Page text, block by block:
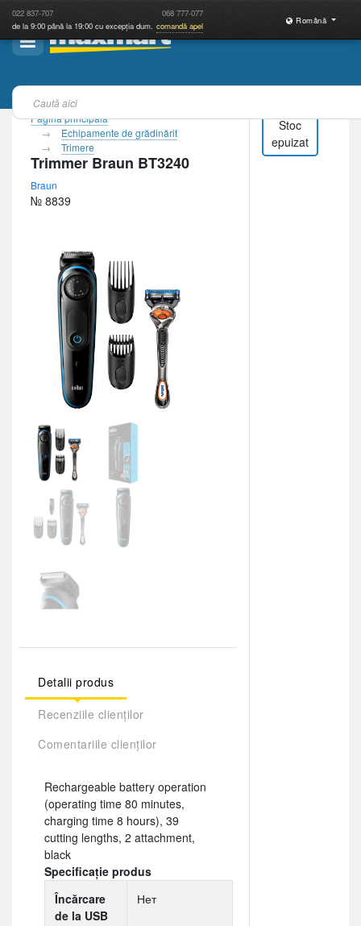
022 837-707 068 777-077
de la 9:00 până la 19:00 cu excepția dum. comandă apel
Română
Pagina principală
Echipamente de grădinărit
Trimere
Trimmer Braun BT3240
Braun
№ 8839
Detalii produs
Recenziile clienților
Comentariile clienților
Rechargeable battery operation
(operating time 80 minutes,
charging time 8 hours), 39
cutting lengths, 2 attachment,
black
Specificație produs
Încărcare
de la USB
Нет
Stoc
epuizat